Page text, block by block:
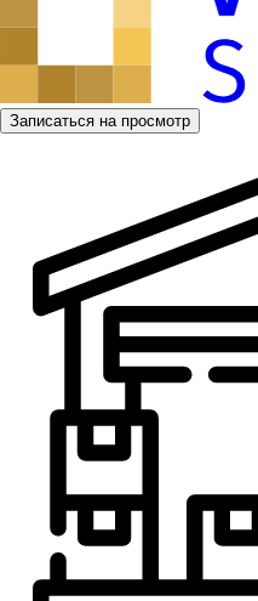
Записаться на просмотр